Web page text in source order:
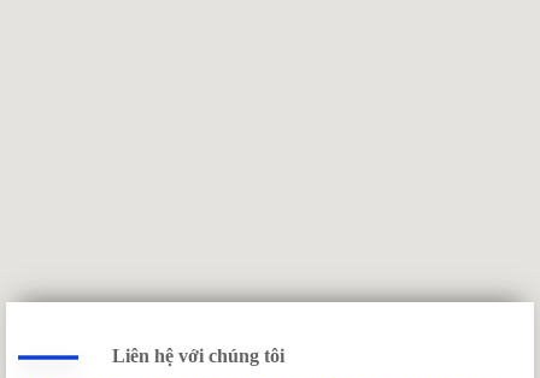
Liên hệ với chúng tôi